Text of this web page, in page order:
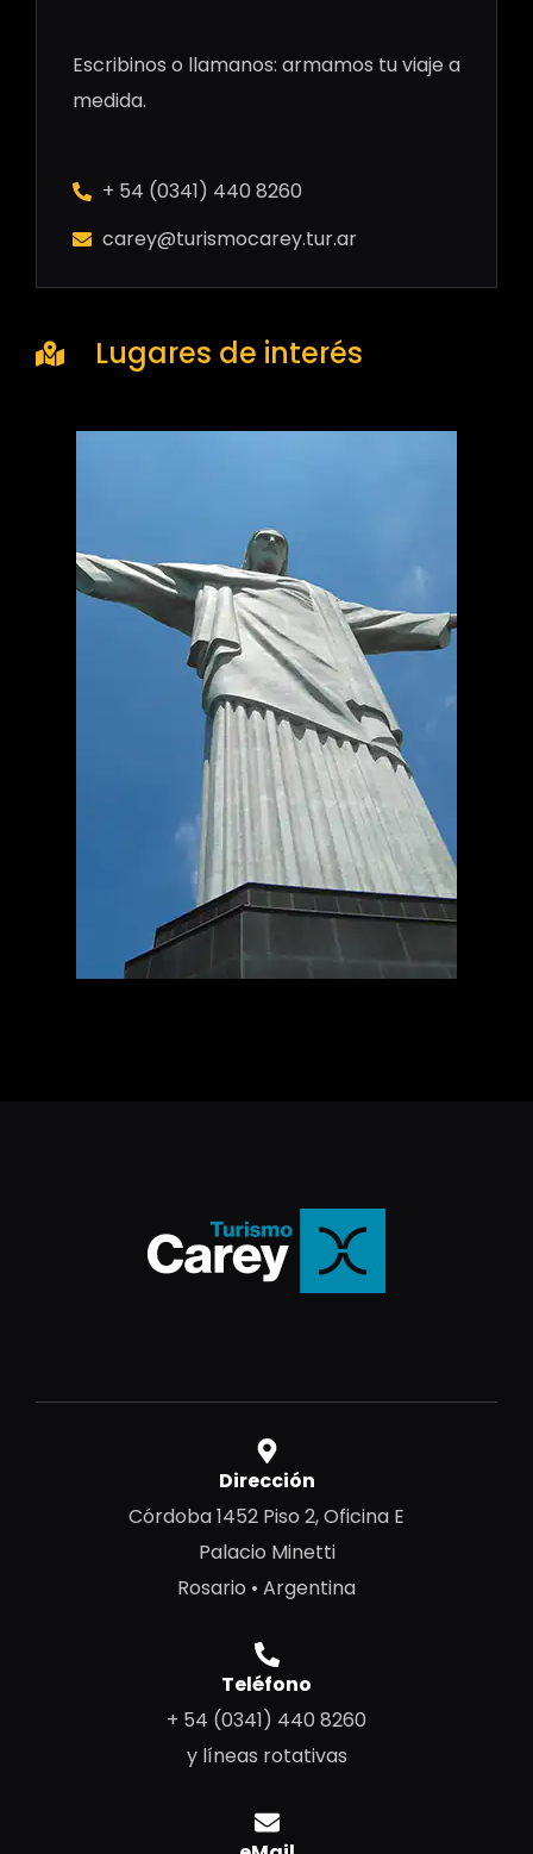
Escribinos o llamanos: armamos tu viaje a
medida.
+ 54 (0341) 440 8260
carey@turismocarey.tur.ar
Lugares de interés
Dirección
Córdoba 1452 Piso 2, Oficina E
Palacio Minetti
Rosario • Argentina
Teléfono
+ 54 (0341) 440 8260
y líneas rotativas